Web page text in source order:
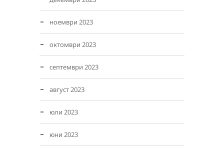
ноември 2023
октомври 2023
септември 2023
август 2023
юли 2023
юни 2023